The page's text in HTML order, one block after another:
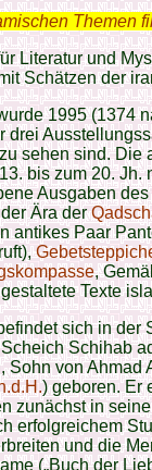
Themen
Literatur und
Schätzen der
1995 (1374
drei
sehen sind. Die
bis zum 20.
Ausgaben des
Ära der
antikes Paar
,
Texte
sich in der
Schihab
Sohn von
) geboren. Er
zunächst in
erfolgreichem
und die
(„Buch der